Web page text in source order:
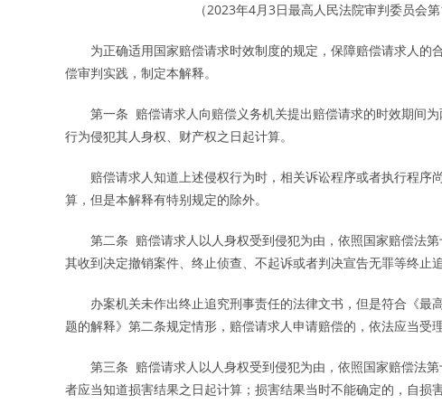
（2023年4月3日最高人民法院审判委员会
为正确适用国家赔偿请求时效制度的规定，保障赔偿请求人的
偿审判实践，制定本解释。
第一条 赔偿请求人向赔偿义务机关提出赔偿请求的时效期间为
行为侵犯其人身权、财产权之日起计算。
赔偿请求人知道上述侵权行为时，相关诉讼程序或者执行程序
算，但是本解释有特别规定的除外。
第二条 赔偿请求人以人身权受到侵犯为由，依照国家赔偿法第
其收到决定撤销案件、终止侦查、不起诉或者判决宣告无罪等终止
办案机关未作出终止追究刑事责任的法律文书，但是符合《最
题的解释》第二条规定情形，赔偿请求人申请赔偿的，依法应当受理
第三条 赔偿请求人以人身权受到侵犯为由，依照国家赔偿法第
者应当知道损害结果之日起计算；损害结果当时不能确定的，自损